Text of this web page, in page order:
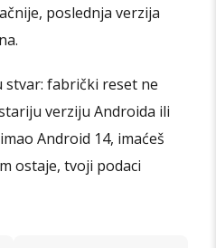
poslednja verzija
stvar: fabrički reset ne
verziju Androida ili
Android 14, imaćeš
ostaje, tvoji podaci